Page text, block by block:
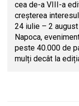
cea de-a VIII-a
creșterea
24 iulie – 2
Napoca,
peste 40.000 de
mulți decât la